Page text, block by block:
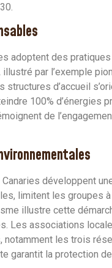
adoptent des
par l’exemple
structures d’accueil
100% d’énergies
de
développent
limitent les groupes
illustre cette
Les associations
les trois
garantit la protection